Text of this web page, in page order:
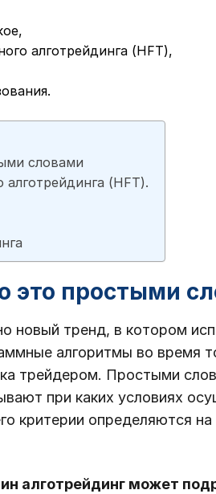
алготрейдинга (HFT),
словами
алготрейдинга (HFT).
это простыми
новый тренд, в котором
алгоритмы во время
трейдером. Простыми
при каких условиях
критерии определяются на
алготрейдинг может